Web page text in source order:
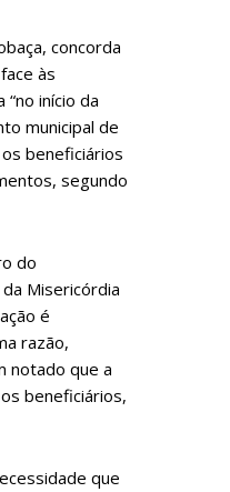
concorda
às
início da
municipal de
beneficiários
segundo
do
Misericórdia
é
razão,
notado que a
beneficiários,
que